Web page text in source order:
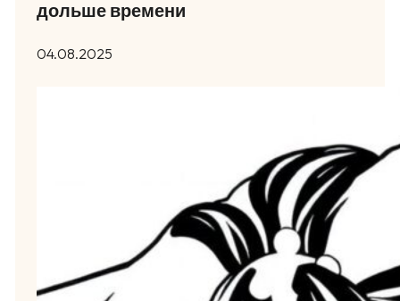
дольше времени
04.08.2025